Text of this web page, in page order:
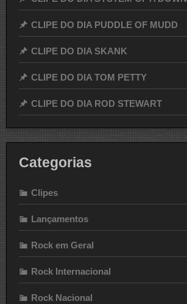
CLIPE DO DIA PUDDLE OF MUDD
CLIPE DO DIA SKANK
CLIPE DO DIA TOM PETTY
CLIPE DO DIA ROD STEWART
Categorias
Clipes
Lançamentos
Rock em Geral
Rock Internacional
Rock Nacional